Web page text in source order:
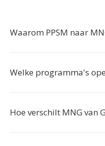
Waarom PPSM naar
Welke programma's
Hoe verschilt MNG van